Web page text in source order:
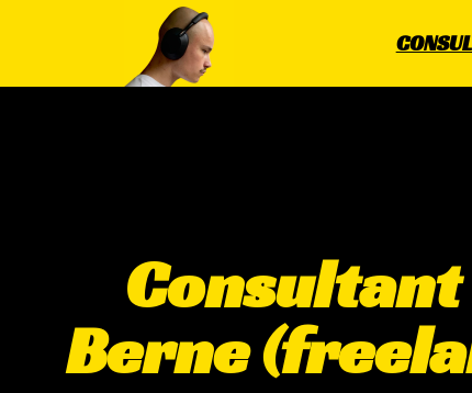
Consultant
Berne